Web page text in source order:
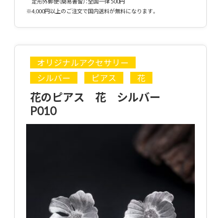
※4,000円以上のご注文で国内送料が無料になります。
オリジナルアクセサリー
シルバー
ピアス 花
花のピアス 花 シルバー
P010